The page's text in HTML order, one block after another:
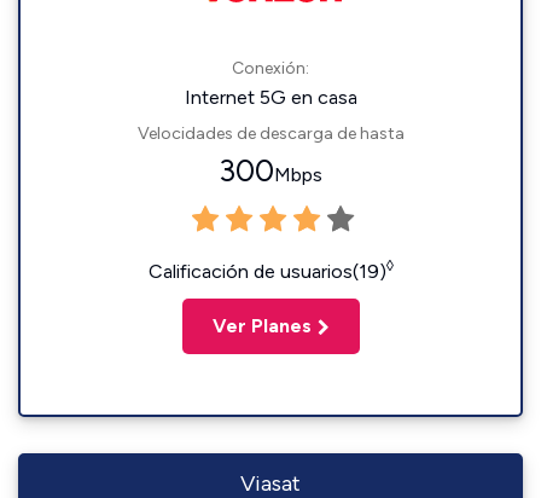
Conexión:
Internet 5G en casa
Velocidades de descarga de hasta
300Mbps
Calificación de usuarios(19)◊
Ver Planes
Viasat